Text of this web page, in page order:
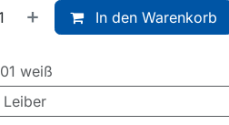
In den Warenkorb
01 weiß
Leiber